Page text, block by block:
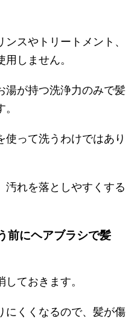
スやトリートメント、
しません。
湯が持つ洗浄力のみで髪
使って洗うわけではあり
汚れを落としやすくする
前にヘアブラシで髪
ておきます。
にくくなるので、髪が傷